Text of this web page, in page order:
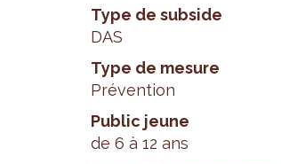
Type de subside
DAS
Type de mesure
Prévention
Public jeune
de 6 à 12 ans